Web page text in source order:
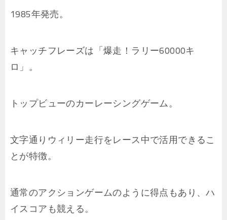
1985年発売。
キャッチフレーズは「爆走！ラリー60000キ
ロ」。
トップビューのカーレーシングゲーム。
文字通りウィリー走行をレース中で活用できるこ
とが特徴。
通常のアクションゲームのように得点もあり、ハ
イスコアも競える。